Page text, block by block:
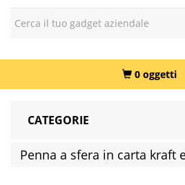
0 oggetti
CATEGORIE
Penna a sfera in carta kraft